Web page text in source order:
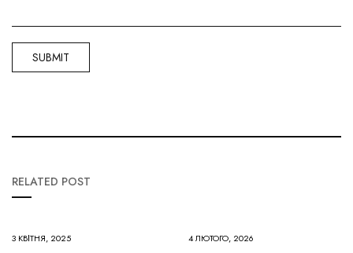
RELATED POST
3 КВІТНЯ, 2025 4 ЛЮТОГО, 2026